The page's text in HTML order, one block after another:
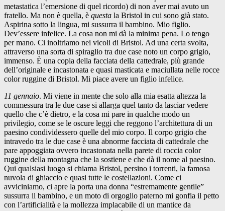
metastatica l’emersione di quel ricordo) di non aver mai avuto un
fratello. Ma non è quella, è questa la Bristol in cui sono già stato.
Aspirina sotto la lingua, mi sussurra il bambino. Mio figlio.
Dev’essere infelice. La cosa non mi dà la minima pena. Lo tengo
per mano. Ci inoltriamo nei vicoli di Bristol. Ad una certa svolta,
attraverso una sorta di spiraglio tra due case noto un corpo grigio,
immenso. È una copia della facciata della cattedrale, più grande
dell’originale e incastonata e quasi masticata e maciullata nelle rocce
color ruggine di Bristol. Mi piace avere un figlio infelice.
11 gennaio. Mi viene in mente che solo alla mia esatta altezza la
commessura tra le due case si allarga quel tanto da lasciar vedere
quello che c’è dietro, e la cosa mi pare in qualche modo un
privilegio, come se le oscure leggi che reggono l’architettura di un
paesino condividessero quelle del mio corpo. Il corpo grigio che
intravedo tra le due case è una abnorme facciata di cattedrale che
pare appoggiata ovvero incastonata nella parete di roccia color
ruggine della montagna che la sostiene e che dà il nome al paesino.
Qui qualsiasi luogo si chiama Bristol, persino i torrenti, la famosa
nuvola di ghiaccio e quasi tutte le costellazioni. Come ci
avviciniamo, ci apre la porta una donna “estremamente gentile”
sussurra il bambino, e un moto di orgoglio paterno mi gonfia il petto
con l’artificialità e la mollezza implacabile di un mantice da